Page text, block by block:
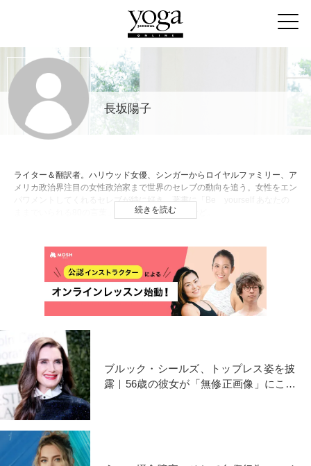
長坂陽子
ライター＆翻訳者。ハリウッド女優、シンガーからロイヤルファミリー、ア
メリカ政治界注目の女性政治家まで世界のセレブの動向を追う。女性をエン
パワメントしてくれるセレブが特に好き。著書に「Be yourself あなたの
ままでいられる80の言葉」（メディアソフト）など。
続きを読む
ブルック・シールズ、トップレス姿を披
露｜56歳の彼女が「無修正画像」にこだ